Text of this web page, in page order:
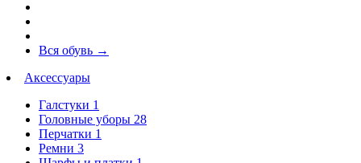
Вся обувь →
Аксессуары
Галстуки 1
Головные уборы 28
Перчатки 1
Ремни 3